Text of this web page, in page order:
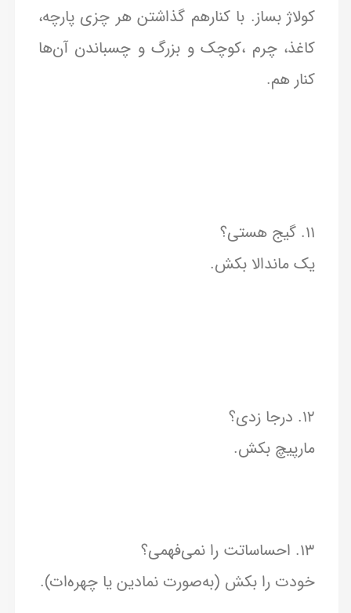
کولاژ بساز. با کنارهم گذاشتن هر چزی پارچه،
کاغذ، چرم ،کوچک و بزرگ و چسباندن آن‌ها
کنار هم.
۱۱. گیج هستی؟
یک ماندالا بکش.
۱۲. درجا زدی؟
مارپیچ بکش.
۱۳. احساساتت را نمی‌فهمی؟
خودت را بکش (به‌صورت نمادین یا چهره‌ات).